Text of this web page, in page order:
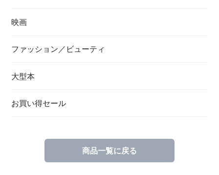
映画
ファッション／ビューティ
大型本
お買い得セール
商品一覧に戻る